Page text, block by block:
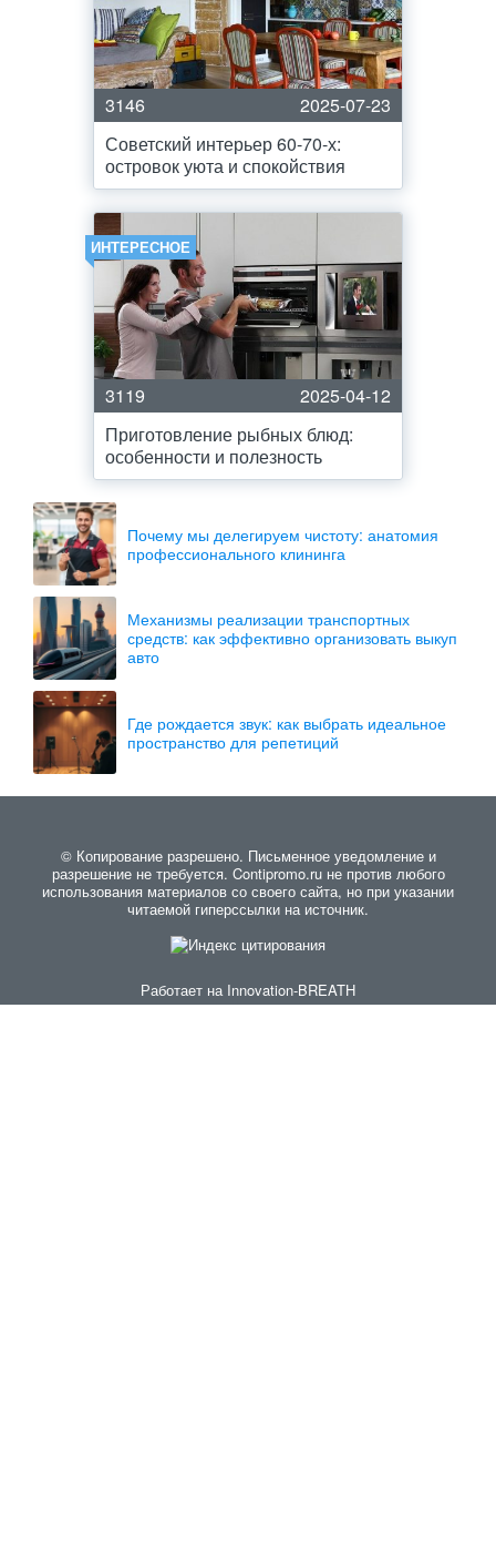
3146
2025-07-23
Советский интерьер 60-70-х:
островок уюта и спокойствия
ИНТЕРЕСНОЕ
3119
2025-04-12
Приготовление рыбных блюд:
особенности и полезность
Почему мы делегируем чистоту: анатомия
профессионального клининга
Механизмы реализации транспортных
средств: как эффективно организовать выкуп
авто
Где рождается звук: как выбрать идеальное
пространство для репетиций
© Копирование разрешено. Письменное уведомление и
разрешение не требуется. Contipromo.ru не против любого
использования материалов со своего сайта, но при указании
читаемой гиперссылки на источник.
Работает на Innovation-BREATH